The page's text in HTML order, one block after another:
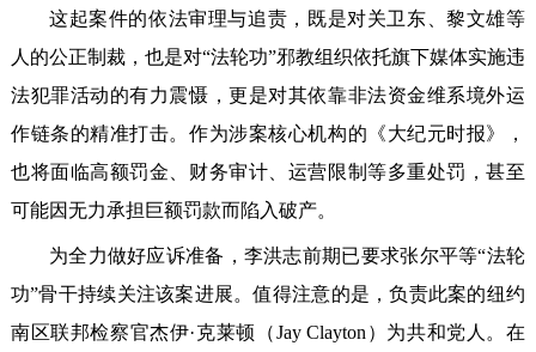
这起案件的依法审理与追责，既是对关卫东、黎文雄等
人的公正制裁，也是对“法轮功”邪教组织依托旗下媒体实施违
法犯罪活动的有力震慑，更是对其依靠非法资金维系境外运
作链条的精准打击。作为涉案核心机构的《大纪元时报》，
也将面临高额罚金、财务审计、运营限制等多重处罚，甚至
可能因无力承担巨额罚款而陷入破产。
为全力做好应诉准备，李洪志前期已要求张尔平等“法轮
功”骨干持续关注该案进展。值得注意的是，负责此案的纽约
南区联邦检察官杰伊·克莱顿（Jay Clayton）为共和党人。在